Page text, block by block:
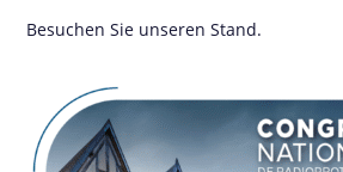
Besuchen Sie unseren Stand.